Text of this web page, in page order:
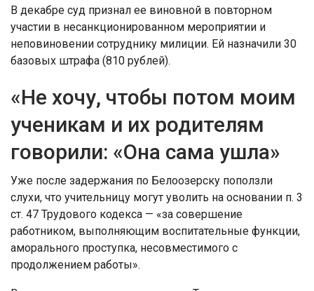
В декабре суд признал ее виновной в повторном
участии в несанкционированном мероприятии и
неповиновении сотруднику милиции. Ей назначили 30
базовых штрафа (810 рублей).
«Не хочу, чтобы потом моим
ученикам и их родителям
говорили: «Она сама ушла»
Уже после задержания по Белоозерску поползли
слухи, что учительницу могут уволить на основании п. 3
ст. 47 Трудового кодекса — «за совершение
работником, выполняющим воспитательные функции,
аморального проступка, несовместимого с
продолжением работы».